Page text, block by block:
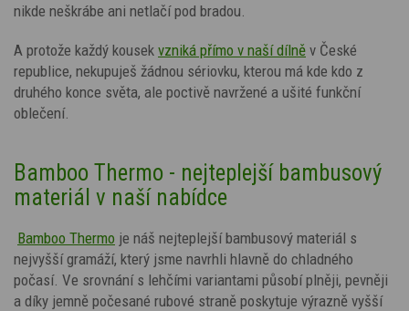
nikde neškrábe ani netlačí pod bradou.
A protože každý kousek vzniká přímo v naší dílně v České
republice, nekupuješ žádnou sériovku, kterou má kde kdo z
druhého konce světa, ale poctivě navržené a ušité funkční
oblečení.
Bamboo Thermo - nejteplejší bambusový
materiál v naší nabídce
Bamboo Thermo je náš nejteplejší bambusový materiál s
nejvyšší gramáží, který jsme navrhli hlavně do chladného
počasí. Ve srovnání s lehčími variantami působí plněji, pevněji
a díky jemně počesané rubové straně poskytuje výrazně vyšší